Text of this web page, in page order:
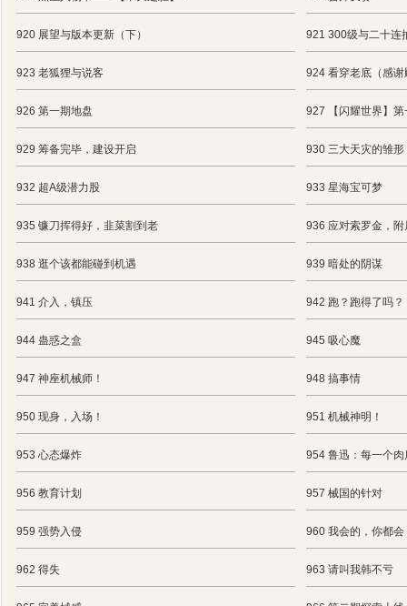
920 展望与版本更新（下） 921 300级与二十连
923 老狐狸与说客 924 看穿老底（感
926 第一期地盘 927 【闪耀世界】第
929 筹备完毕，建设开启 930 三大天灾的雏形
932 超A级潜力股 933 星海宝可梦
935 镰刀挥得好，韭菜割到老 936 应对索罗金，
938 逛个该都能碰到机遇 939 暗处的阴谋
941 介入，镇压 942 跑？跑得了吗？
944 蛊惑之盒 945 吸心魔
947 神座机械师！ 948 搞事情
950 现身，入场！ 951 机械神明！
953 心态爆炸 954 鲁迅：每一个
956 教育计划 957 械国的针对
959 强势入侵 960 我会的，你都会
962 得失 963 请叫我韩不亏